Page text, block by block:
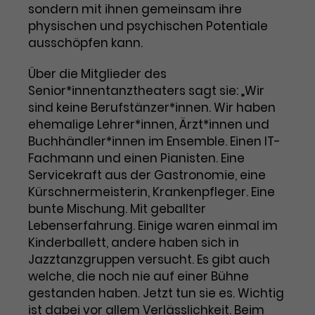
Benutzer*in wiedererkannt werden,
und es wird Zugang zu
geschützten Bereichen gewährt.
Name cookie_optin
Anbieter TYPO3
Laufzeit 1 Monat
Zweck
Enthält die gewählten Tracking-
Optin-Einstellungen.
Laufzeit 2 Jahre
Zweck
Analytics installiert. Das Cookie
wird verwendet, um
Besucher*innen-, Sitzungs- und
Kampagnendaten zu berechnen
und die Nutzung der Website für
den Analysebericht der Website zu
verfolgen. Die Cookies speichern
Informationen anonym und weisen
eine zufallsgenerierte Nummer zu,
um Besuche zu erkennen.
Name _gid
Anbieter Google Analytics
Marketing
Diese Gruppe beinhaltet alle Scripte, die es uns
ermöglichen die Leistung unserer
Conversions zu messen. Außerdem helfen sie
uns dabei Werbeanzeigen und Inhalte besser auf
die Interessen unserer Nutzer abzustimmen.
Name
_gcl_au
Anbieter Google Ads
Laufzeit 3 Monate
Zweck
Wird von Google verwendet, um
die Effizienz von Werbeanzeigen zu
messen und Conversions zu
speichern. Dieses Cookie hilft dabei
nachzuvollziehen, ob Nutzer über
Google-Anzeigen auf unsere
Website gelangt sind.
Cookie-Informationen
sondern mit ihnen gemeinsam ihre
physischen und psychischen Potentiale
ausschöpfen kann.
Über die Mitglieder des
Senior*innentanztheaters sagt sie: „Wir
sind keine Berufstänzer*innen. Wir haben
ehemalige Lehrer*innen, Ärzt*innen und
Buchhändler*innen im Ensemble. Einen IT-
Fachmann und einen Pianisten. Eine
Servicekraft aus der Gastronomie, eine
Kürschnermeisterin, Krankenpfleger. Eine
bunte Mischung. Mit geballter
Lebenserfahrung. Einige waren einmal im
Kinderballett, andere haben sich in
Jazztanzgruppen versucht. Es gibt auch
welche, die noch nie auf einer Bühne
gestanden haben. Jetzt tun sie es. Wichtig
ist dabei vor allem Verlässlichkeit. Beim